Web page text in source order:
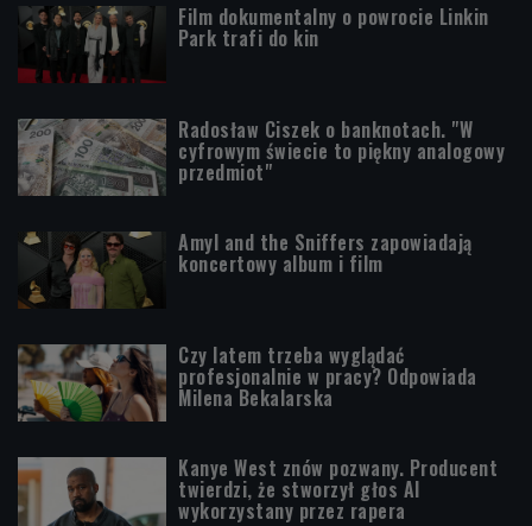
Film dokumentalny o powrocie Linkin
Park trafi do kin
Radosław Ciszek o banknotach. "W
cyfrowym świecie to piękny analogowy
przedmiot"
Amyl and the Sniffers zapowiadają
koncertowy album i film
Czy latem trzeba wyglądać
profesjonalnie w pracy? Odpowiada
Milena Bekalarska
Kanye West znów pozwany. Producent
twierdzi, że stworzył głos AI
wykorzystany przez rapera